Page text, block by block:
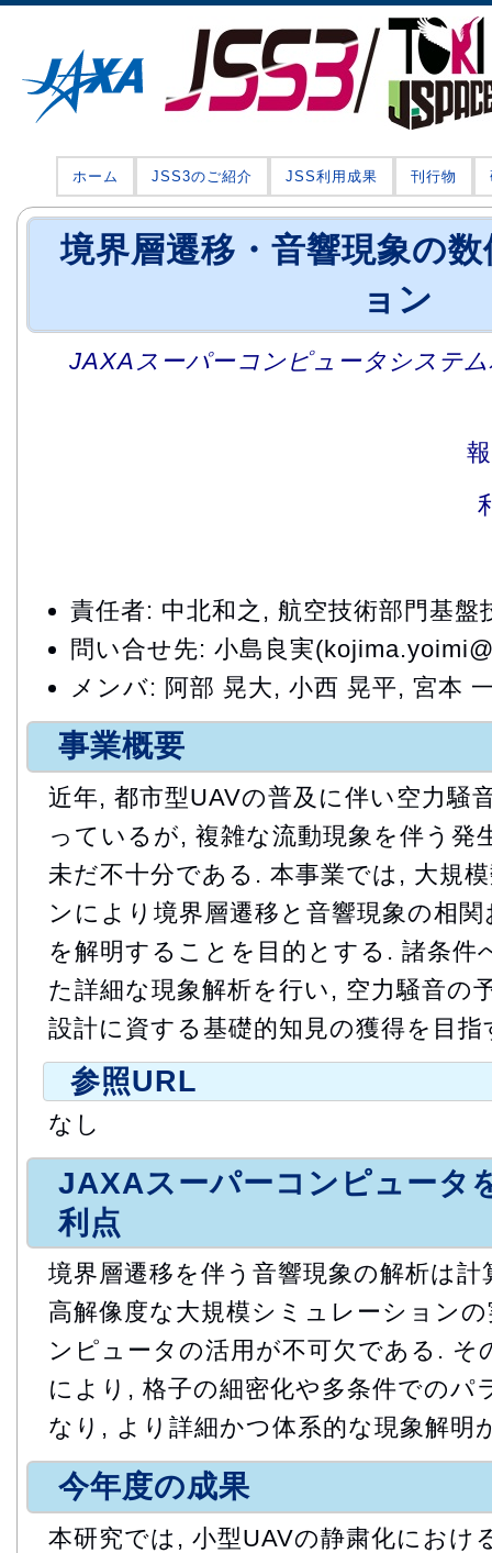
ホーム JSS3のご紹介 JSS利用成果 刊行物
境界層遷移・音響現象の
ョン
JAXAスーパーコンピュータシステ
責任者: 中北和之, 航空技術部門基盤
問い合せ先: 小島良実
メンバ: 阿部 晃大, 小西 晃平, 宮本
事業概要
近年, 都市型UAVの普及に伴い空力騒
っているが, 複雑な流動現象を伴う発
未だ不十分である. 本事業では, 大規
ンにより境界層遷移と音響現象の相
を解明することを目的とする. 諸条件
た詳細な現象解析を行い, 空力騒音の
設計に資する基礎的知見の獲得を目指
参照URL
なし
JAXAスーパーコンピュータ
利点
境界層遷移を伴う音響現象の解析は
高解像度な大規模シミュレーション
ンピュータの活用が不可欠である. そ
により, 格子の細密化や多条件でのパ
なり, より詳細かつ体系的な現象解明
今年度の成果
本研究では, 小型UAVの静粛化におけ